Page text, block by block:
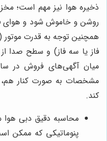
ذخیره هوا نیز مهم است؛
روشن و خاموش شود و هوای
همچنین توجه به قدرت
فاز یا سه فاز) و سطح صدا
میان آگهی‌های فروش در
مشخصات به صورت کنار هم،
کند.
پنوماتیکی که ممکن